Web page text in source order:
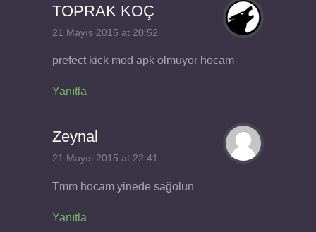
TOPRAK KOÇ
21 Mayıs 2015 at 20:52
prefect kick mod apk olmuyor hocam
Yanıtla
Zeynal
21 Mayıs 2015 at 22:41
Tmm hocam yinede sağolun
Yanıtla